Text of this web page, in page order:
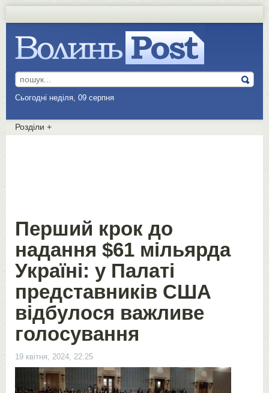
Сьогодні неділя, 09 серпня
Розділи +
Перший крок до
надання $61 мільярда
Україні: у Палаті
представників США
відбулося важливе
голосування
19 квітня, 2024, 22:25